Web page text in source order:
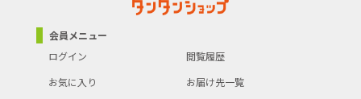
会員メニュー
ログイン
閲覧履歴
お気に入り
お届け先一覧